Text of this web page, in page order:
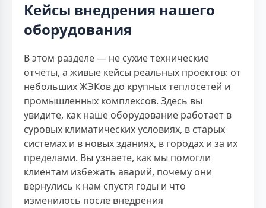
Кейсы внедрения нашего
оборудования
В этом разделе — не сухие технические
отчёты, а живые кейсы реальных проектов: от
небольших ЖЭКов до крупных теплосетей и
промышленных комплексов. Здесь вы
увидите, как наше оборудование работает в
суровых климатических условиях, в старых
системах и в новых зданиях, в городах и за их
пределами. Вы узнаете, как мы помогли
клиентам избежать аварий, почему они
вернулись к нам спустя годы и что
изменилось после внедрения